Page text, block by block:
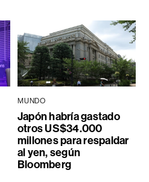
MUNDO
Japón habría gastado
otros US$34.000
millones para respaldar
al yen, según
Bloomberg